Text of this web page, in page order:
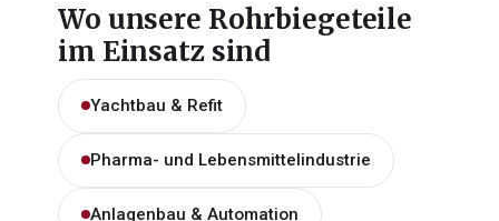
Wo unsere Rohrbiegeteile
im Einsatz sind
Yachtbau & Refit
Pharma- und Lebensmittelindustrie
Anlagenbau & Automation